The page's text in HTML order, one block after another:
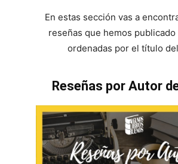
En estas sección vas a
reseñas que hemos
ordenadas por el título
Reseñas por Autor